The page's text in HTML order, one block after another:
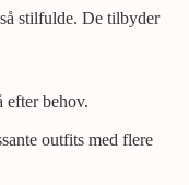
stilfulde. De tilbyder
efter behov.
outfits med flere